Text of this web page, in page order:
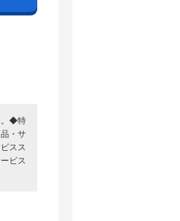
。◆特
・サ
スス
ビス